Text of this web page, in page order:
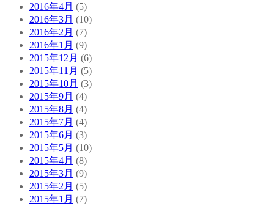
2016年4月 (5)
2016年3月 (10)
2016年2月 (7)
2016年1月 (9)
2015年12月 (6)
2015年11月 (5)
2015年10月 (3)
2015年9月 (4)
2015年8月 (4)
2015年7月 (4)
2015年6月 (3)
2015年5月 (10)
2015年4月 (8)
2015年3月 (9)
2015年2月 (5)
2015年1月 (7)